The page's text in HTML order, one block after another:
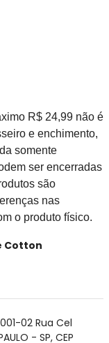
R$ 24,99 não é
e enchimento,
somente
ser encerradas
são
nas
o produto físico.
Cotton
02 Rua Cel
- SP, CEP